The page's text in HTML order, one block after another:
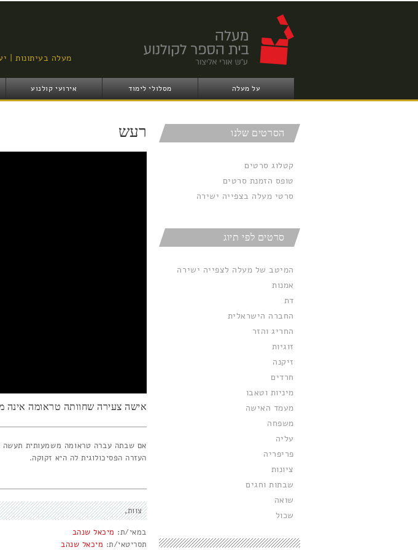
מעלה בעיתונות
על מעלה מסלולי לימוד אירועי קולנוע
הסרטים שלנו
קטלוג סרטים
טופס הזמנת סרטים
סרטי מעלה בצפייה ישירה
סרטים לפי תיוג
המיטב של מעלה לצפייה ישירה
אמנות
דת
החברה הישראלית
החריג והזר
זוגיות
זיקנה
חרדים
מיניות וטאבו
מעמד האישה
משפחה
עליה
פריפריה
ציונות
שבתות וחגים
שואה
שכול
רעש
אישה צעירה שחוותה טראומה אינה
אם שבתה עברה טראומה משמעותית תעשה
העזרה הפסיכולוגית לה היא זקוקה.
צוות
במאי/ת: מיכאל שנהב
תסריטאי/ת: מיכאל שנהב